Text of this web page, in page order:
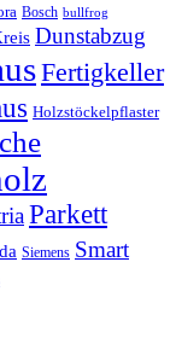
Bosch bullfrog
Dunstabzug
Fertigkeller
Holzstöckelpflaster
Parkett
Siemens Smart